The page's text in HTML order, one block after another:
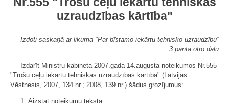
uzraudzības kārtība"
Izdoti saskaņā ar likuma "Par bīstamo iekārtu tehnisko uzraudzību''
3.panta otro daļu
Izdarīt Ministru kabineta 2007.gada 14.augusta noteikumos Nr.555
"Trošu ceļu iekārtu tehniskās uzraudzības kārtība" (Latvijas
Vēstnesis, 2007, 134.nr.; 2008, 139.nr.) šādus grozījumus:
1. Aizstāt noteikumu tekstā: